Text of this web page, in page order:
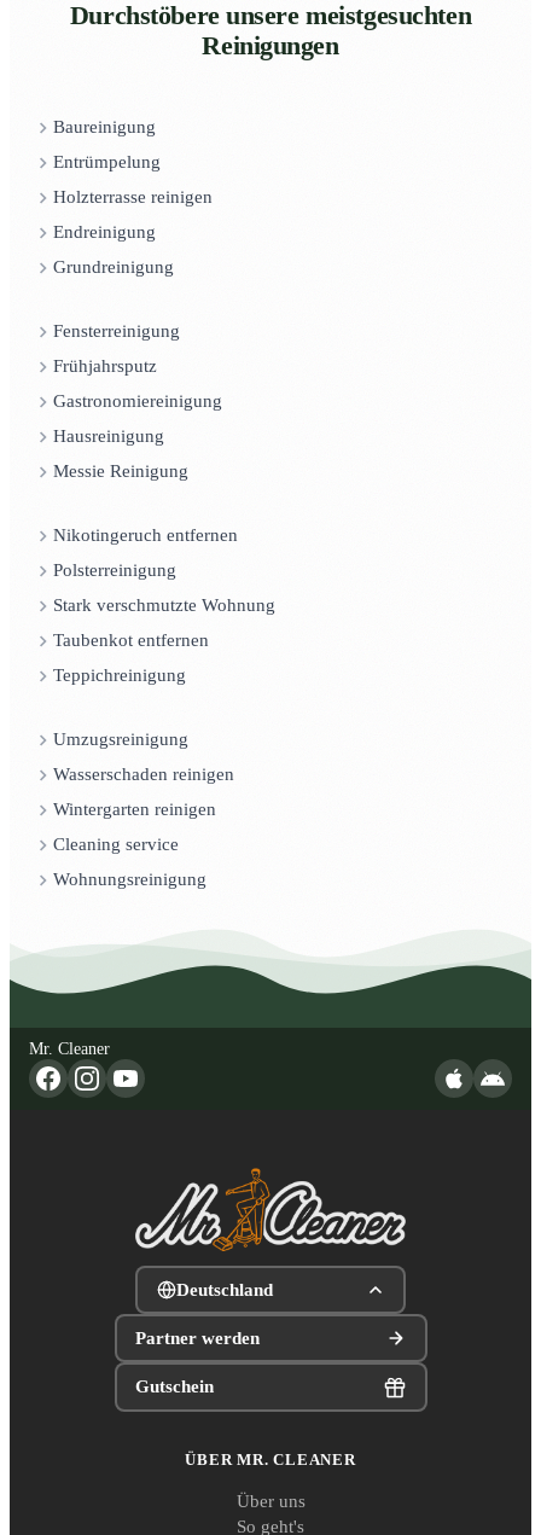
Durchstöbere unsere meistgesuchten
Reinigungen
Baureinigung
Entrümpelung
Holzterrasse reinigen
Endreinigung
Grundreinigung
Fensterreinigung
Frühjahrsputz
Gastronomiereinigung
Hausreinigung
Messie Reinigung
Nikotingeruch entfernen
Polsterreinigung
Stark verschmutzte Wohnung
Taubenkot entfernen
Teppichreinigung
Umzugsreinigung
Wasserschaden reinigen
Wintergarten reinigen
Cleaning service
Wohnungsreinigung
Mr. Cleaner
Deutschland
Partner werden
Gutschein
ÜBER MR. CLEANER
Über uns
So geht's